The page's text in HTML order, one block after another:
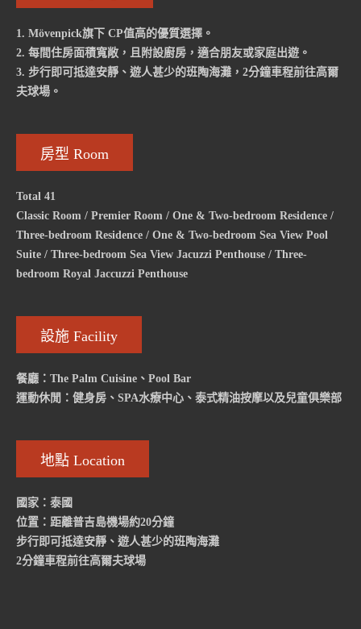
1. Mövenpick旗下 CP值高的優質選擇。
2. 每間住房面積寬敞，且附設廚房，適合朋友或家庭出遊。
3. 步行即可抵達安靜、遊人甚少的班陶海灘，2分鐘車程前往高爾
夫球場。
房型 Room
Total 41
Classic Room / Premier Room / One & Two-bedroom Residence /
Three-bedroom Residence / One & Two-bedroom Sea View Pool
Suite / Three-bedroom Sea View Jacuzzi Penthouse / Three-
bedroom Royal Jaccuzzi Penthouse
設施 Facility
餐廳：The Palm Cuisine、Pool Bar
運動休閒：健身房、SPA水療中心、泰式精油按摩以及兒童俱樂部
地點 Location
國家：泰國
位置：距離普吉島機場約20分鐘
步行即可抵達安靜、遊人甚少的班陶海灘
2分鐘車程前往高爾夫球場